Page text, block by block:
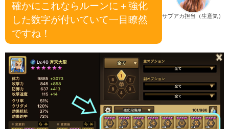
サブアカ担当（生意気）
確かにこれならルーンに＋強化
した数字が付いていて一目瞭然
ですね！